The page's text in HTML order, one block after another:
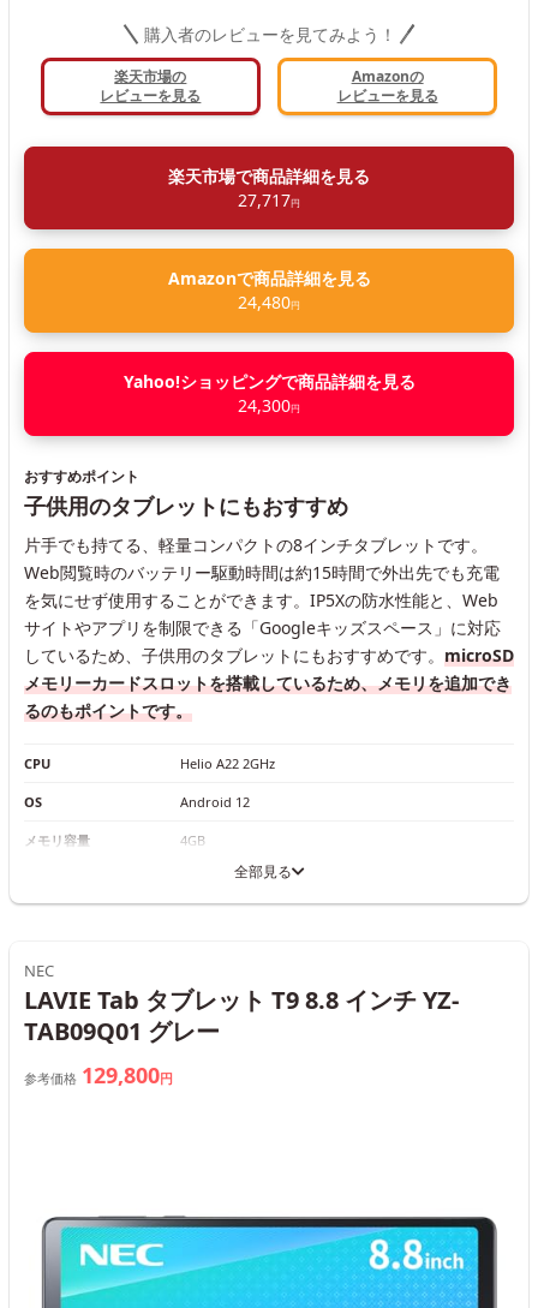
購入者のレビューを見てみよう！
楽天市場の
レビューを見る
Amazonの
レビューを見る
楽天市場で商品詳細を見る
27,717円
Amazonで商品詳細を見る
24,480円
Yahoo!ショッピングで商品詳細を見る
24,300円
おすすめポイント
子供用のタブレットにもおすすめ
片手でも持てる、軽量コンパクトの8インチタブレットです。
Web閲覧時のバッテリー駆動時間は約15時間で外出先でも充電
を気にせず使用することができます。IP5Xの防水性能と、Web
サイトやアプリを制限できる「Googleキッズスペース」に対応
しているため、子供用のタブレットにもおすすめです。 microSD
メモリーカードスロットを搭載しているため、メモリを追加でき
るのもポイントです。
CPU Helio A22 2GHz
OS Android 12
メモリ容量 4GB
全部見る
NEC
LAVIE Tab タブレット T9 8.8 インチ YZ-
TAB09Q01 グレー
参考価格 129,800円